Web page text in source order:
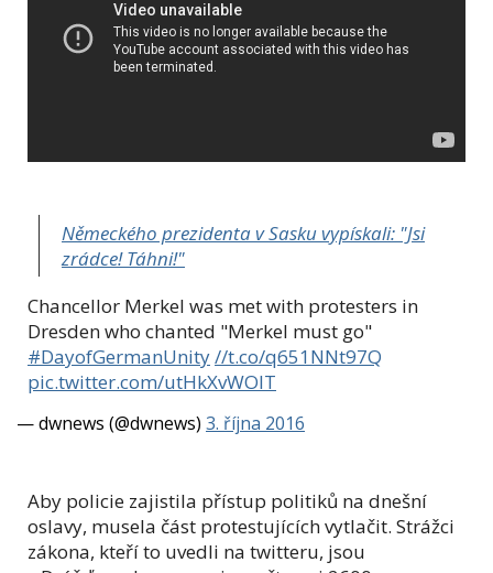
Německého prezidenta v Sasku vypískali: "Jsi
zrádce! Táhni!"
Chancellor Merkel was met with protesters in
Dresden who chanted "Merkel must go"
#DayofGermanUnity//t.co/q651NNt97Q
pic.twitter.com/utHkXvWOlT
— dwnews (@dwnews) 3. října 2016
Aby policie zajistila přístup politiků na dnešní
oslavy, musela část protestujících vytlačit. Strážci
zákona, kteří to uvedli na twitteru, jsou